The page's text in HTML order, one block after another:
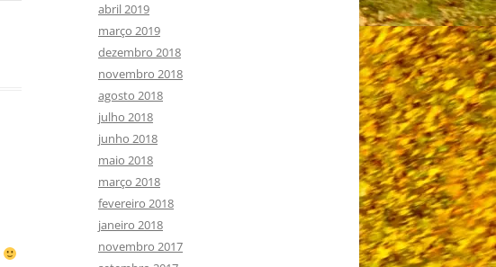
abril 2019
março 2019
dezembro 2018
novembro 2018
agosto 2018
julho 2018
junho 2018
maio 2018
março 2018
fevereiro 2018
janeiro 2018
novembro 2017